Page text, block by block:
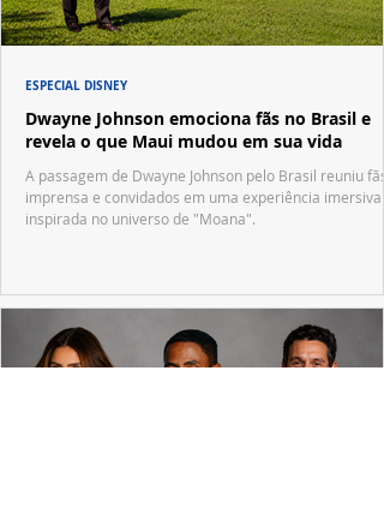
Dwayne Johnson emociona fãs no Brasil e
revela o que Maui mudou em sua vida
A passagem de Dwayne Johnson pelo Brasil reuniu fãs,
imprensa e convidados em uma experiência imersiva
inspirada no universo de "Moana".
ESPECIAL DISNEY